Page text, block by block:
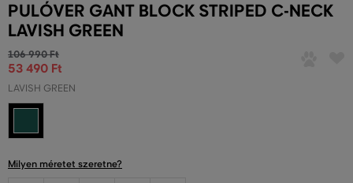
PULÓVER GANT BLOCK STRIPED C-NECK
LAVISH GREEN
106 990 Ft
53 490 Ft
LAVISH GREEN
Milyen méretet szeretne?